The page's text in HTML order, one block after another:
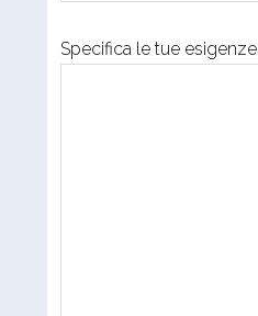
Specifica le tue esigenze